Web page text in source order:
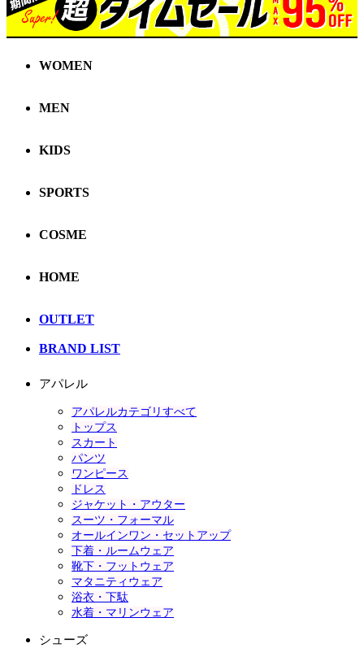
WOMEN
MEN
KIDS
SPORTS
COSME
HOME
OUTLET
BRAND LIST
アパレル
アパレルカテゴリすべて
トップス
スカート
パンツ
ワンピース
ドレス
ジャケット・アウター
スーツ・フォーマル
オールインワン・セットアップ
下着・ルームウェア
靴下・フットウェア
マタニティウェア
浴衣・下駄
水着・マリンウェア
シューズ